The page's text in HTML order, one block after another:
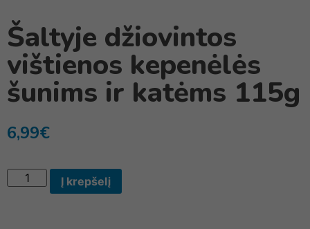
Šaltyje džiovintos
vištienos kepenėlės
šunims ir katėms 115g
6,99€
Į krepšelį